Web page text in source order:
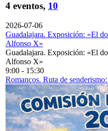
4 eventos, 10
2026-07-06
Guadalajara. Exposición: «El
Alfonso X»
Guadalajara. Exposición: «El
Alfonso X»
9:00 - 15:30
Romancos. Ruta de